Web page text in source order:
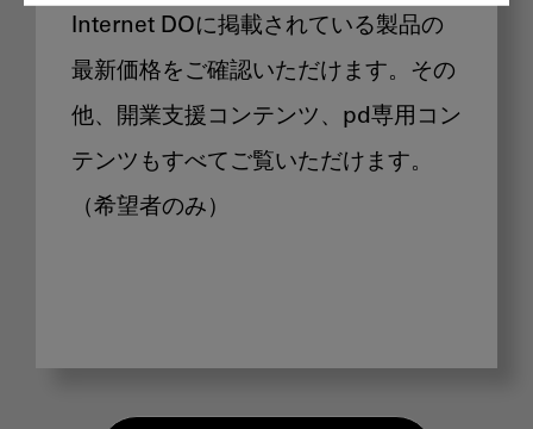
Internet DOに掲載されている製品の
最新価格をご確認いただけます。その
他、開業支援コンテンツ、pd専用コン
テンツもすべてご覧いただけます。
（希望者のみ）